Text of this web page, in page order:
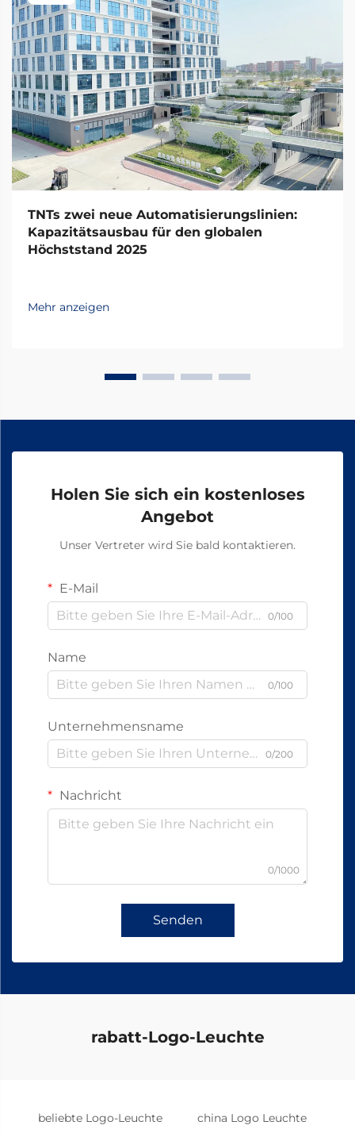
TNTs zwei neue Automatisierungslinien:
Kapazitätsausbau für den globalen
Höchststand 2025
Mehr anzeigen
Holen Sie sich ein kostenloses
Angebot
Unser Vertreter wird Sie bald kontaktieren.
E-Mail
0/100
Name
0/100
Unternehmensname
0/200
Nachricht
0/1000
Senden
rabatt-Logo-Leuchte
beliebte Logo-Leuchte china Logo Leuchte